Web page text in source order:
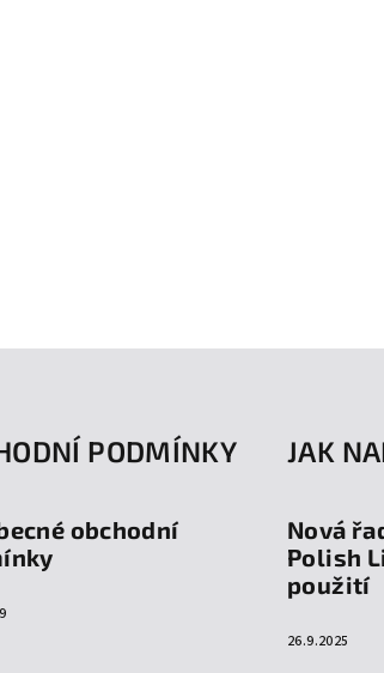
PODMÍNKY
obchodní
JAK
Nová
Polish
použití
26.9.2025